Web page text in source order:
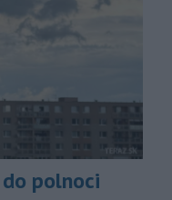
do polnoci